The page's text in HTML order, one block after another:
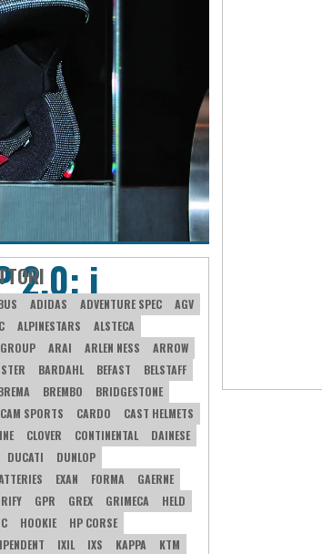
2.0: i
ADIDAS ADVENTURE SPEC
AGV
ALPINESTARS
ALSTECA
ARAI ARLEN NESS
ARROW
BARDAHL BEFAST
BELSTAFF
BREMBO
BRIDGESTONE
CAM SPORTS CARDO
CAST HELMETS
CLOVER CONTINENTAL
DAINESE
DUCATI
DUNLOP
EXAN FORMA
GAERNE
GPR GREX GRIMECA
HELD
HOOKIE
HP CORSE
IXIL IXS KAPPA
KTM